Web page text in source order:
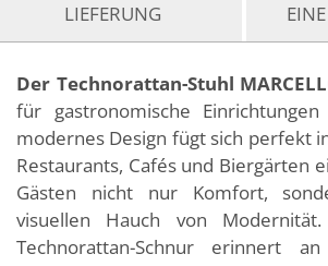
LIEFERUNG
Der Technorattan-Stuhl
für gastronomische
modernes Design fügt sich perfekt
Restaurants, Cafés und Biergärten
Gästen nicht nur Komfort,
visuellen Hauch von
Technorattan-Schnur erinnert